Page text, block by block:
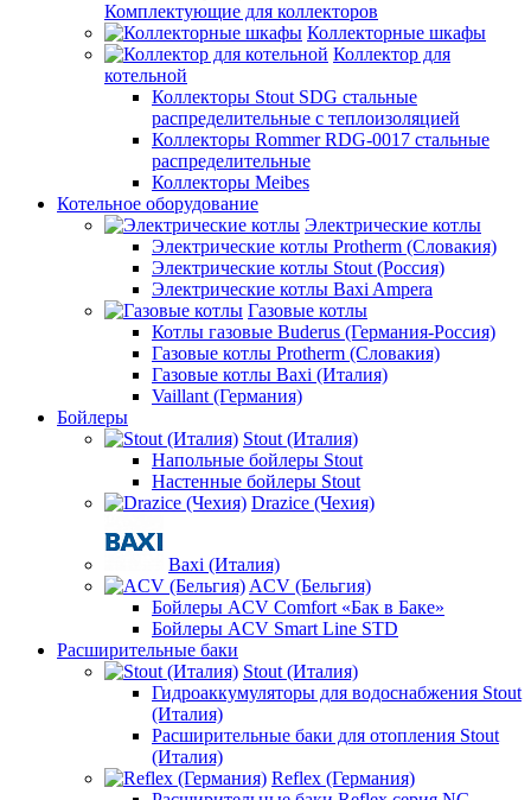
Комплектующие для коллекторов
Коллекторные шкафы
Коллектор для
котельной
Коллекторы Stout SDG стальные
распределительные с теплоизоляцией
Коллекторы Rommer RDG-0017 стальные
распределительные
Коллекторы Meibes
Котельное оборудование
Электрические котлы
Электрические котлы Protherm (Словакия)
Электрические котлы Stout (Россия)
Электрические котлы Baxi Ampera
Газовые котлы
Котлы газовые Buderus (Германия-Россия)
Газовые котлы Protherm (Словакия)
Газовые котлы Baxi (Италия)
Vaillant (Германия)
Бойлеры
Stout (Италия)
Напольные бойлеры Stout
Настенные бойлеры Stout
Drazice (Чехия)
Baxi (Италия)
ACV (Бельгия)
Бойлеры ACV Comfort «Бак в Баке»
Бойлеры ACV Smart Line STD
Расширительные баки
Stout (Италия)
Гидроаккумуляторы для водоснабжения Stout
(Италия)
Расширительные баки для отопления Stout
(Италия)
Reflex (Германия)